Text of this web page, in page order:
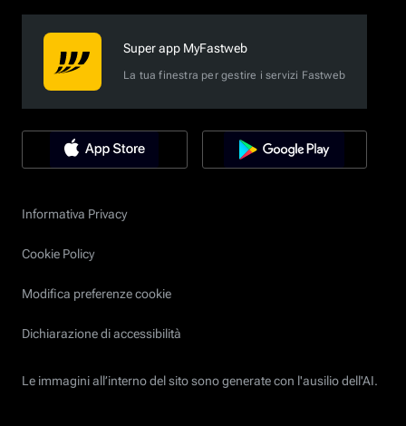
Super app MyFastweb
La tua finestra per gestire i servizi Fastweb
Informativa Privacy
Cookie Policy
Modifica preferenze cookie
Dichiarazione di accessibilità
Le immagini all’interno del sito sono generate con l'ausilio dell'AI.